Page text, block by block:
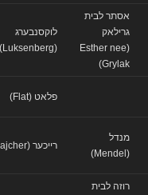
אסתר לבית
גרילאק
(Esther nee
Grylak)
לוקסנבערג
פלאט (Flat)
רייכער (Rajcher)
רוזה לבית